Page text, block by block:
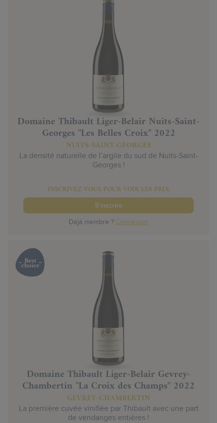
Domaine Thibault Liger-Belair Nuits-Saint-
Georges "Les Belles Croix" 2022
NUITS-SAINT-GEORGES
La densité naturelle de l’argile du sud de Nuits-Saint-
Georges !
INSCRIVEZ-VOUS POUR VOIR LES PRIX
S'inscrire
Déjà membre ? Connexion
Domaine Thibault Liger-Belair Gevrey-
Chambertin "La Croix des Champs" 2022
GEVREY-CHAMBERTIN
La première cuvée vinifiée par Thibault avec une part
de vendanges entières !